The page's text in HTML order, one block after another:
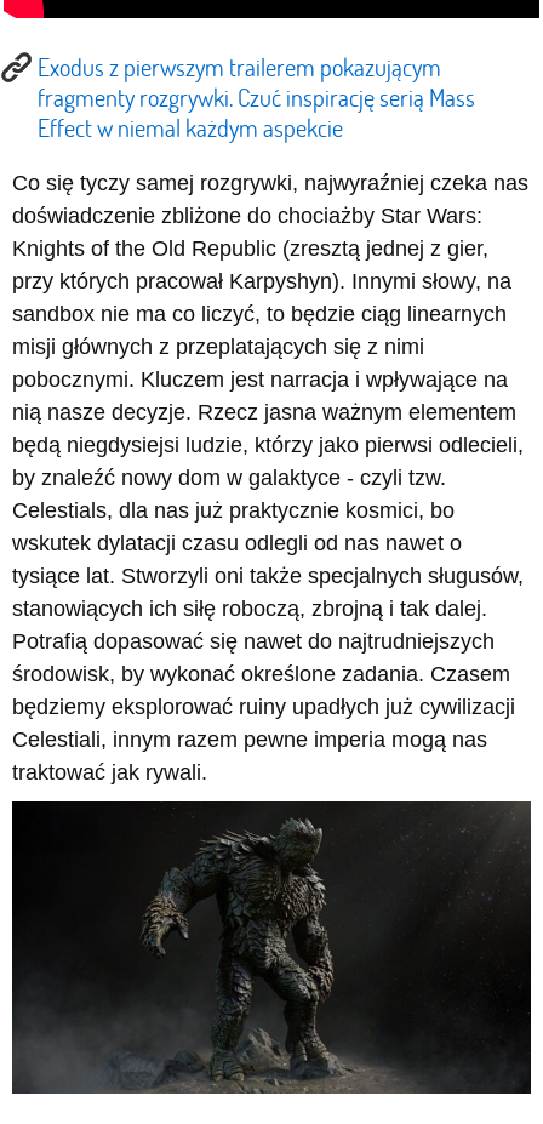
Exodus z pierwszym trailerem pokazującym
fragmenty rozgrywki. Czuć inspirację serią Mass
Effect w niemal każdym aspekcie
Co się tyczy samej rozgrywki, najwyraźniej czeka nas
doświadczenie zbliżone do chociażby Star Wars:
Knights of the Old Republic (zresztą jednej z gier,
przy których pracował Karpyshyn). Innymi słowy, na
sandbox nie ma co liczyć, to będzie ciąg linearnych
misji głównych z przeplatających się z nimi
pobocznymi. Kluczem jest narracja i wpływające na
nią nasze decyzje. Rzecz jasna ważnym elementem
będą niegdysiejsi ludzie, którzy jako pierwsi odlecieli,
by znaleźć nowy dom w galaktyce - czyli tzw.
Celestials, dla nas już praktycznie kosmici, bo
wskutek dylatacji czasu odlegli od nas nawet o
tysiące lat. Stworzyli oni także specjalnych sługusów,
stanowiących ich siłę roboczą, zbrojną i tak dalej.
Potrafią dopasować się nawet do najtrudniejszych
środowisk, by wykonać określone zadania. Czasem
będziemy eksplorować ruiny upadłych już cywilizacji
Celestiali, innym razem pewne imperia mogą nas
traktować jak rywali.